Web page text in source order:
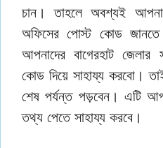
চান। তাহলে অবশ্যই
অফিসের পোস্ট কোড
আপনাদের বাগেরহাট
কোড দিয়ে সাহায্য করবো।
শেষ পর্যন্ত পড়বেন। এটি
তথ্য পেতে সাহায্য করবে।